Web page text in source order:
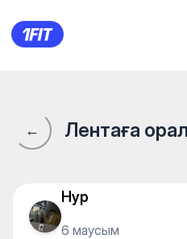
😮‍💨
← Лентаға
Нур
6 маусым